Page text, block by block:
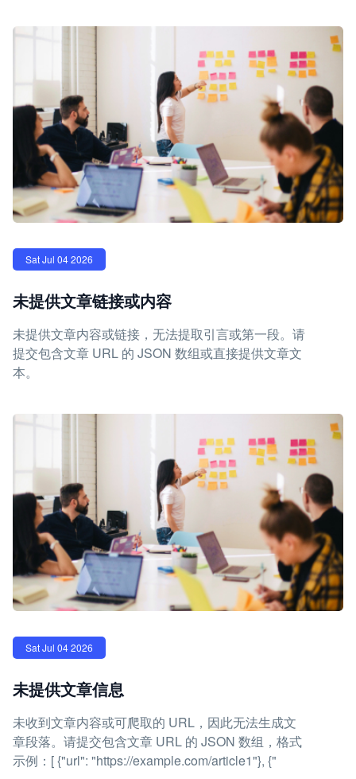
Sat Jul 04 2026
未提供文章链接或内容
未提供文章内容或链接，无法提取引言或第一段。请
提交包含文章 URL 的 JSON 数组或直接提供文章文
本。
Sat Jul 04 2026
未提供文章信息
未收到文章内容或可爬取的 URL，因此无法生成文
章段落。请提交包含文章 URL 的 JSON 数组，格式
示例：[ {"url": "https://example.com/article1"}, {"